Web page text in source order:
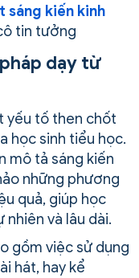
sáng kiến kinh
tin tưởng
dạy từ
yếu tố then chốt
học sinh tiểu học.
mô tả sáng kiến
những phương
quả, giúp học
và lâu dài.
gồm việc sử dụng
hát, hay kể